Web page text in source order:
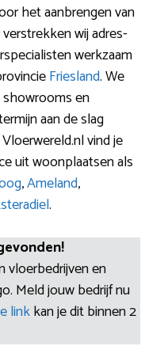
het aanbrengen van
wij adres-
werkzaam
Friesland. We
en
aan de slag
vind je
uit woonplaatsen als
,Ameland,
.
vloerbedrijven en
Meld jouw bedrijf nu
linkkan je dit binnen 2